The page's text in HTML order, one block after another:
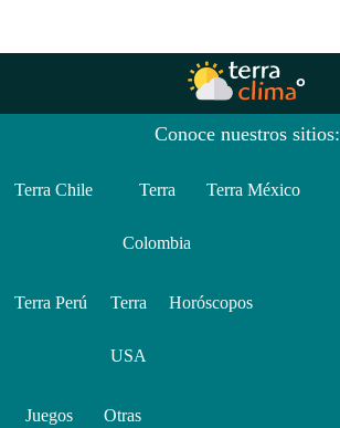
Conoce nuestros sitios:
Terra Chile Terra
Colombia
Terra México
Terra Perú Terra
USA
Horóscopos
Juegos Otras